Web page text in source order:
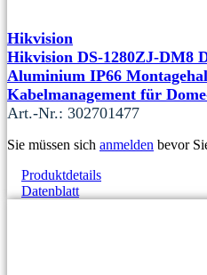
Hikvision
Hikvision DS-1280ZJ-DM8
Aluminium IP66
Kabelmanagement für
Art.-Nr.: 302701477
Sie müssen sich anmelden bevor
Produktdetails
Datenblatt